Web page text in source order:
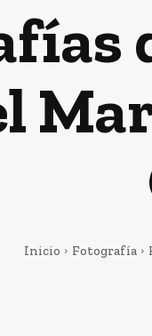
Inicio Fotografía